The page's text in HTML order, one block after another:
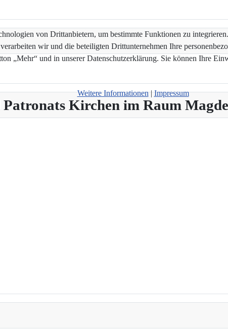
Kirchen im Raum
von Drittanbietern, um bestimmte Funktionen zu
wir und die beteiligten Drittunternehmen Ihre
„Mehr“ und in unserer Datenschutzerklärung. Sie können Ihre
Weitere Informationen|Impressum